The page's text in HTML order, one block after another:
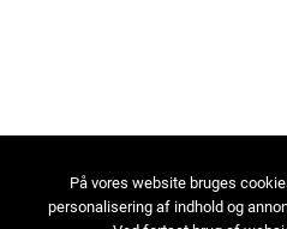
På vores website bruges
personalisering af indhold og